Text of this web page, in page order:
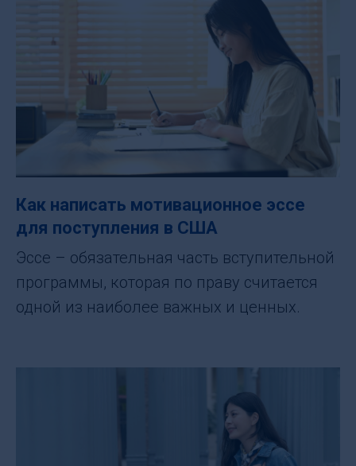
Как написать мотивационное эссе
для поступления в США
Эссе – обязательная часть вступительной
программы, которая по праву считается
одной из наиболее важных и ценных.